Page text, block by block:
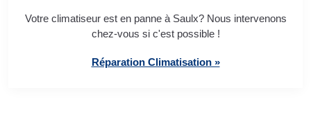
Votre climatiseur est en panne à Saulx? Nous intervenons
chez-vous si c'est possible !
Réparation Climatisation »